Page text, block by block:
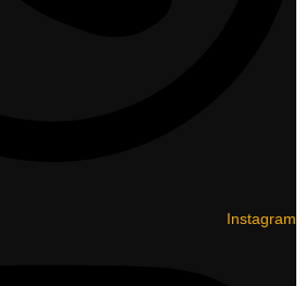
Instagram